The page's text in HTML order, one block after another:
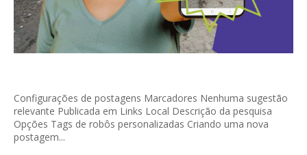
Configurações de postagens Marcadores Nenhuma sugestão
relevante Publicada em Links Local Descrição da pesquisa
Opções Tags de robôs personalizadas Criando uma nova
postagem...